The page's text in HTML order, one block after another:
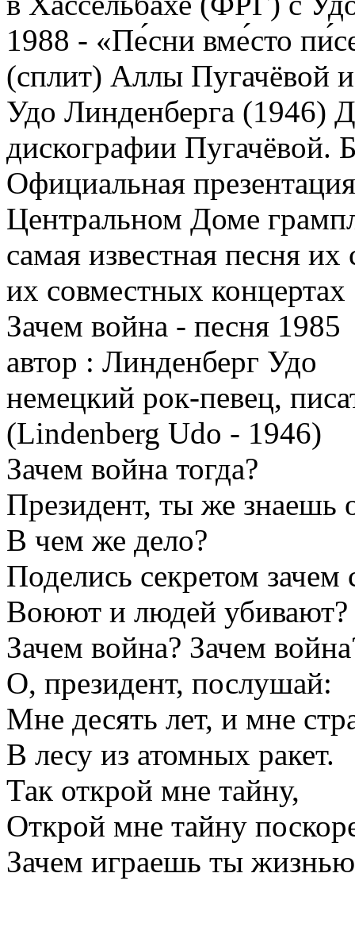
1988 - «Пе́сни вме́сто
(сплит) Аллы Пугачёвой и
Удо Линденберга (1946)
дискографии Пугачёвой.
Официальная
Центральном Доме
самая известная песня их
их совместных концертах
Зачем война - песня 1985
автор : Линденберг Удо
немецкий рок-певец,
(Lindenberg Udo - 1946)
Зачем война тогда?
Президент, ты же знаешь
В чем же дело?
Поделись секретом зачем
Воюют и людей убивают?
Зачем война? Зачем
О, президент, послушай:
Мне десять лет, и мне
В лесу из атомных ракет.
Так открой мне тайну,
Открой мне тайну
Зачем играешь ты